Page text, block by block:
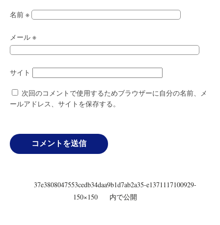
名前 ※
メール ※
サイト
次回のコメントで使用するためブラウザーに自分の名前、メ
ールアドレス、サイトを保存する。
37e3808047553cedb34daa9b1d7ab2a35-e1371117100929-
150×150
内で公開